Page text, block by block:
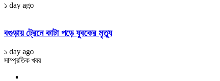
১ day ago
বগুড়ায় ট্রেনে কাটা পড়ে যুবকের মৃত্যু
১ day ago
সাম্প্রতিক খবর